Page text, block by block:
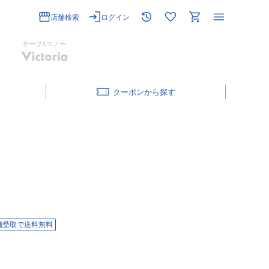
店舗検索 ログイン
サーフ&スノー
クーポン
受取で送料無料